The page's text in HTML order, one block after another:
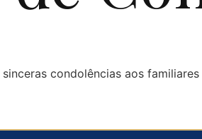
condolências aos